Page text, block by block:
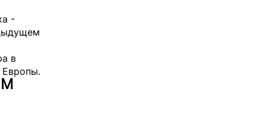
-
в
Европы.